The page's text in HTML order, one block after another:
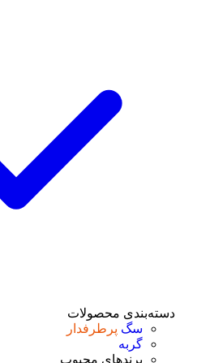
دسته‌بندی محصولات
سگ پرطرفدار
گربه
برندهای محبوب